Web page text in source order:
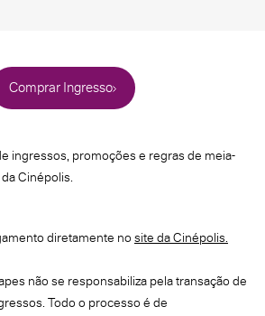
Comprar Ingresso
ingressos, promoções e regras de meia-
Cinépolis.
diretamente no site da Cinépolis.
não se responsabiliza pela transação de
Todo o processo é de